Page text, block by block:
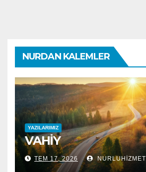
NURDAN KALEMLER
YAZILARIMIZ
VAHİY
TEM 17, 2026 NURLUHIZMET